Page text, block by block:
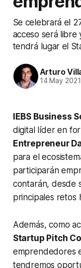
Se celebrará el
acceso será
tendrá lugar el
Arturo
14 May 2021
IEBS Business
digital líder en
Entrepreneur
para el
participarán
contarán, desde
principales retos
Además, como
Startup Pitch
emprendedores
tendremos